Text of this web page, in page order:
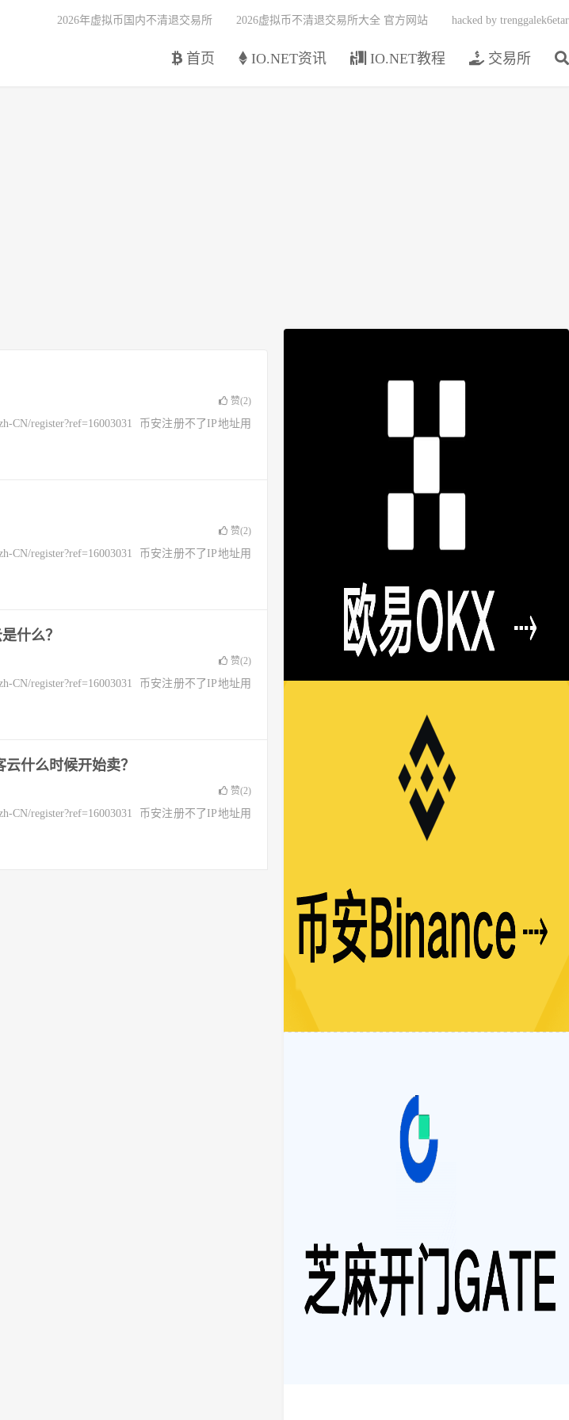
首页 IO.NET资讯 IO.NET教程 交易所
2026年虚拟币国内不清退交易所 2026虚拟币不清退交易所大全 官方网站 hacked by trenggalek6etar
赞(2)
CN/register?ref=16003031 币安注册不了IP地址用
赞(2)
CN/register?ref=16003031 币安注册不了IP地址用
什么？
赞(2)
CN/register?ref=16003031 币安注册不了IP地址用
什么时候开始卖？
赞(2)
CN/register?ref=16003031 币安注册不了IP地址用